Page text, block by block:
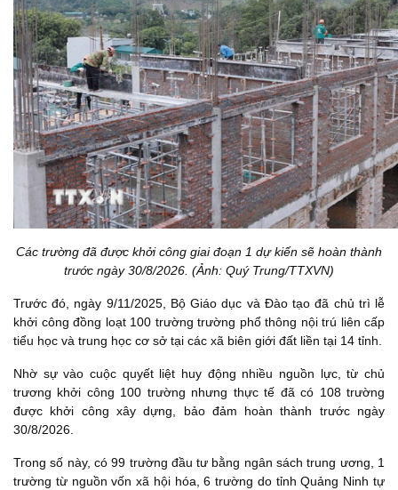
Các trường đã được khởi công giai đoạn 1 dự kiến sẽ hoàn thành
trước ngày 30/8/2026. (Ảnh: Quý Trung/TTXVN)
Trước đó, ngày 9/11/2025, Bộ Giáo dục và Đào tạo đã chủ trì lễ
khởi công đồng loạt 100 trường trường phổ thông nội trú liên cấp
tiểu học và trung học cơ sở tại các xã biên giới đất liền tại 14 tỉnh.
Nhờ sự vào cuộc quyết liệt huy động nhiều nguồn lực, từ chủ
trương khởi công 100 trường nhưng thực tế đã có 108 trường
được khởi công xây dựng, bảo đảm hoàn thành trước ngày
30/8/2026.
Trong số này, có 99 trường đầu tư bằng ngân sách trung ương, 1
trường từ nguồn vốn xã hội hóa, 6 trường do tỉnh Quảng Ninh tự